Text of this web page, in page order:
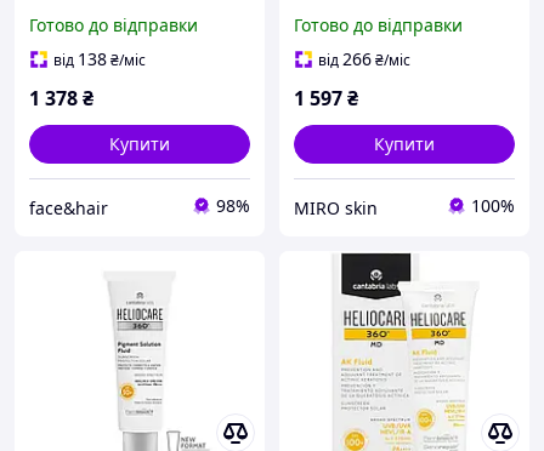
Active Fluid Sunscreen SPF
50 CANTABRIA, 50 мл
Готово до відправки
від 138₴/міс
1 378₴
Купити
face&hair 98%
спрей для тіла 250 мл
Готово до відправки
від266₴/міс
1 597₴
Купити
MIRO skin 100%